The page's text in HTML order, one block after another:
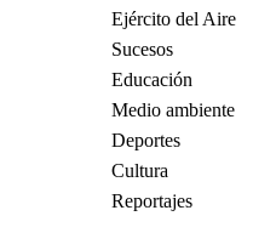
Ejército del Aire
Sucesos
Educación
Medio ambiente
Deportes
Cultura
Reportajes